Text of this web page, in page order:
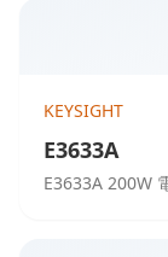
KEYSIGHT
E3633A
E3633A 200W